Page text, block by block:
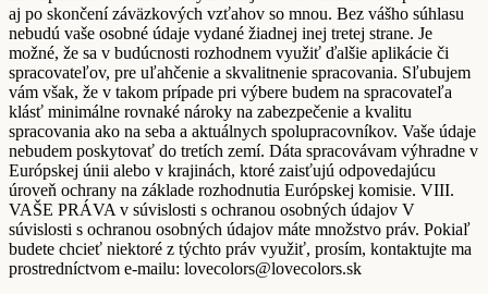
aj po skončení záväzkových vzťahov so mnou. Bez vášho súhlasu
nebudú vaše osobné údaje vydané žiadnej inej tretej strane. Je
možné, že sa v budúcnosti rozhodnem využiť ďalšie aplikácie či
spracovateľov, pre uľahčenie a skvalitnenie spracovania. Sľubujem
vám však, že v takom prípade pri výbere budem na spracovateľa
klásť minimálne rovnaké nároky na zabezpečenie a kvalitu
spracovania ako na seba a aktuálnych spolupracovníkov. Vaše údaje
nebudem poskytovať do tretích zemí. Dáta spracovávam výhradne v
Európskej únii alebo v krajinách, ktoré zaisťujú odpovedajúcu
úroveň ochrany na základe rozhodnutia Európskej komisie. VIII.
VAŠE PRÁVA v súvislosti s ochranou osobných údajov V
súvislosti s ochranou osobných údajov máte množstvo práv. Pokiaľ
budete chcieť niektoré z týchto práv využiť, prosím, kontaktujte ma
prostredníctvom e-mailu: lovecolors@lovecolors.sk